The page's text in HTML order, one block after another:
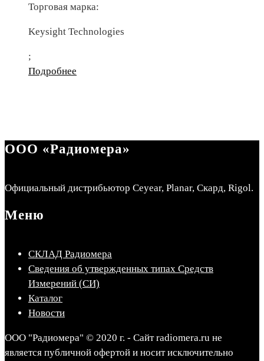
Торговая марка:
Keysight Technologies
;
Подробнее
ООО «Радиомера»
Официальный дистрибьютор Ceyear, Planar, Скард, Rigol.
Меню
СКЛАД Радиомера
Сведения об утвержденных типах Средств
Измерений (СИ)
Каталог
Новости
ООО "Радиомера" © 2020 г. - Сайт radiomera.ru не
является публичной офертой и носит исключительно